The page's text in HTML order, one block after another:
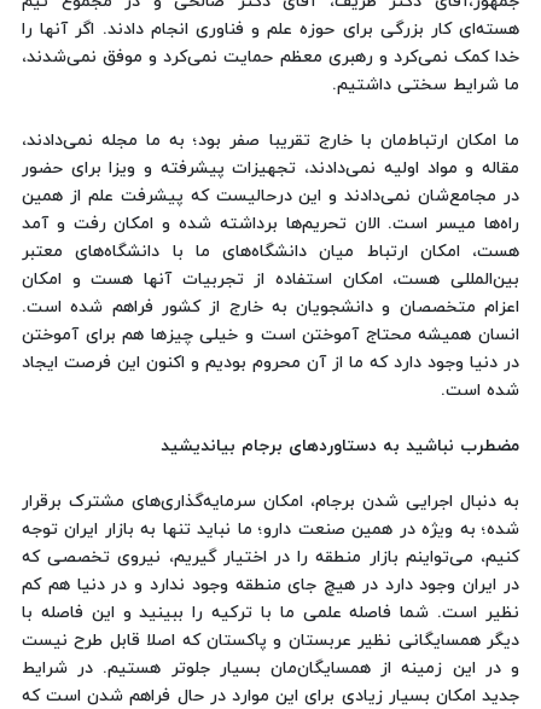
هسته‌ای کار بزرگی برای حوزه علم و فناوری انجام دادند. اگر آنها را
خدا کمک نمی‌کرد و رهبری معظم حمایت نمی‌کرد و موفق نمی‌شدند،
ما شرایط سختی داشتیم.
ما امکان ارتباط‌مان با خارج تقریبا صفر بود؛ به ما مجله نمی‌دادند،
مقاله و مواد اولیه نمی‌دادند، تجهیزات پیشرفته و ویزا برای حضور
در مجامع‌شان نمی‌دادند و این درحالیست که پیشرفت علم از همین
راه‌ها میسر است. الان تحریم‌ها برداشته شده و امکان رفت و آمد
هست، امکان ارتباط میان دانشگاه‌های ما با دانشگاه‌های معتبر
بین‌المللی هست، امکان استفاده از تجربیات آنها هست و امکان
اعزام متخصصان و دانشجویان به خارج از کشور فراهم شده است.
انسان همیشه محتاج آموختن است و خیلی چیزها هم برای آموختن
در دنیا وجود دارد که ما از آن محروم بودیم و اکنون این فرصت ایجاد
شده است.
مضطرب نباشید به دستاوردهای برجام بیاندیشید
به دنبال اجرایی شدن برجام، امکان سرمایه‌گذاری‌های مشترک برقرار
شده؛ به ویژه در همین صنعت دارو؛ ما نباید تنها به بازار ایران توجه
کنیم، می‌تواینم بازار منطقه را در اختیار گیریم، نیروی تخصصی که
در ایران وجود دارد در هیچ جای منطقه وجود ندارد و در دنیا هم کم
نظیر است. شما فاصله علمی ما با ترکیه را ببینید و این فاصله با
دیگر همسایگانی نظیر عربستان و پاکستان که اصلا قابل طرح نیست
و در این زمینه از همسایگان‌مان بسیار جلوتر هستیم. در شرایط
جدید امکان بسیار زیادی برای این موارد در حال فراهم شدن است که